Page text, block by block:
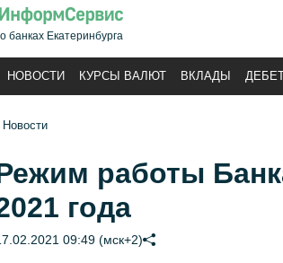
банках Екатеринбурга
НОВОСТИ КУРСЫ ВАЛЮТ ВКЛАДЫ
Новости
работы
года
09:49 (мск+2)